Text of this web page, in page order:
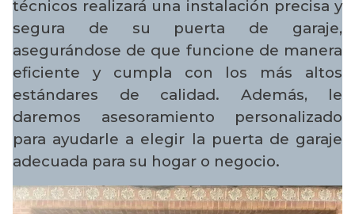
técnicos realizará una instalación precisa y
segura de su puerta de garaje,
asegurándose de que funcione de manera
eficiente y cumpla con los más altos
estándares de calidad. Además, le
daremos asesoramiento personalizado
para ayudarle a elegir la puerta de garaje
adecuada para su hogar o negocio.